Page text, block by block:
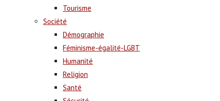
Tourisme
Société
Démographie
Féminisme-égalité-LGBT
Humanité
Religion
Santé